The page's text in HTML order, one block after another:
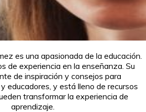
es una apasionada de la educación.
de experiencia en la enseñanza. Su
de inspiración y consejos para
educadores, y está lleno de recursos
transformar la experiencia de
aprendizaje.